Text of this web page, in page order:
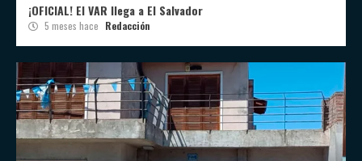
¡OFICIAL! El VAR llega a El Salvador
5 meses hace Redacción